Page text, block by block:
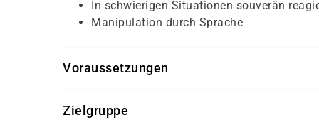
In schwierigen Situationen souverän
Manipulation durch Sprache
Voraussetzungen
keine
Zielgruppe